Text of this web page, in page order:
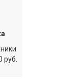
руб.